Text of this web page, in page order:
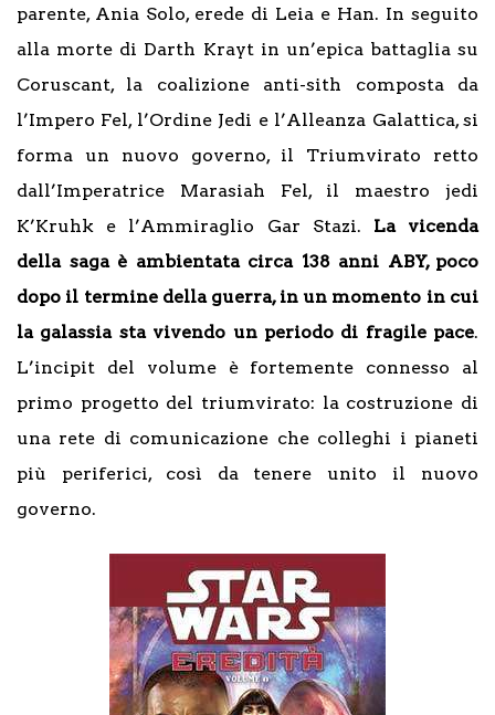
parente, Ania Solo, erede di Leia e Han. In seguito
alla morte di Darth Krayt in un’epica battaglia su
Coruscant, la coalizione anti-sith composta da
l’Impero Fel, l’Ordine Jedi e l’Alleanza Galattica, si
forma un nuovo governo, il Triumvirato retto
dall’Imperatrice Marasiah Fel, il maestro jedi
K’Kruhk e l’Ammiraglio Gar Stazi. La vicenda
della saga è ambientata circa 138 anni ABY, poco
dopo il termine della guerra, in un momento in cui
la galassia sta vivendo un periodo di fragile pace.
L’incipit del volume è fortemente connesso al
primo progetto del triumvirato: la costruzione di
una rete di comunicazione che colleghi i pianeti
più periferici, così da tenere unito il nuovo
governo.